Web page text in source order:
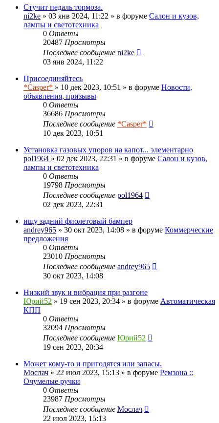
Стучит педаль тормоза.
ni2ke » 03 янв 2024, 11:22 » в форуме Салон и кузов,
лампы и светотехника
0 Ответы
20487 Просмотры
Последнее сообщение ni2ke
03 янв 2024, 11:22
Присоединяйтесь
*Casper* » 10 дек 2023, 10:51 » в форуме Новости,
объявления, призывы
0 Ответы
36686 Просмотры
Последнее сообщение *Casper*
10 дек 2023, 10:51
Установка газовых упоров на капот... элементарно
pol1964 » 02 дек 2023, 22:31 » в форуме Салон и кузов,
лампы и светотехника
0 Ответы
19798 Просмотры
Последнее сообщение pol1964
02 дек 2023, 22:31
ищу задний фиолетовый бампер
andrey965 » 30 окт 2023, 14:08 » в форуме Коммерческие
предложения
0 Ответы
23010 Просмотры
Последнее сообщение andrey965
30 окт 2023, 14:08
Низкий звук и вибрация при разгоне
Юрий52 » 19 сен 2023, 20:34 » в форуме Автоматическая
КПП
0 Ответы
32094 Просмотры
Последнее сообщение Юрий52
19 сен 2023, 20:34
Может кому-то и пригодятся или запасы.
Мослач » 22 июл 2023, 15:13 » в форуме Ремзона ::
Очумелые ручки
0 Ответы
23987 Просмотры
Последнее сообщение Мослач
22 июл 2023, 15:13